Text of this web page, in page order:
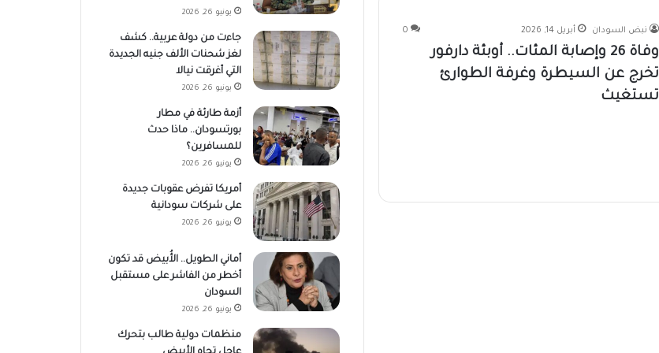
نبض السودان أبريل 14, 2026 0
وفاة 26 وإصابة المئات.. أوبئة دارفور
تخرج عن السيطرة وغرفة الطوارئ
تستغيث
يونيو 26, 2026
جاءت من دولة عربية.. كشف
لغز شحنات الألف جنيه الجديدة
التي أغرقت نيالا
يونيو 26, 2026
أزمة طارئة في مطار
بورتسودان.. ماذا حدث
للمسافرين؟
يونيو 26, 2026
أمريكا تفرض عقوبات جديدة
على شركات سودانية
يونيو 26, 2026
أماني الطويل.. الأُبيض قد تكون
أخطر من الفاشر على مستقبل
السودان
يونيو 26, 2026
منظمات دولية طالب بتحرك